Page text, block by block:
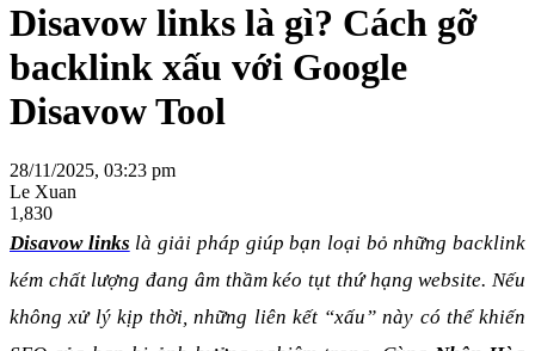
Disavow links là gì? Cách gỡ
backlink xấu với Google
Disavow Tool
28/11/2025, 03:23 pm
Le Xuan
1,830
Disavow links là giải pháp giúp bạn loại bỏ những backlink
kém chất lượng đang âm thầm kéo tụt thứ hạng website. Nếu
không xử lý kịp thời, những liên kết “xấu” này có thể khiến